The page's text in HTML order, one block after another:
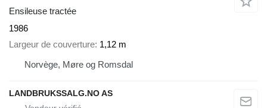
Ensileuse tractée
1986
Largeur de couverture 1,12 m
Norvège, Møre og Romsdal
LANDBRUKSSALG.NO AS